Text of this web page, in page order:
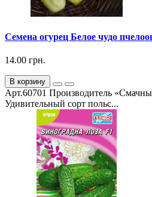
Семена огурец Белое чудо
14.00 грн.
В корзину
Арт.60701 Производитель
Удивительный сорт польс...